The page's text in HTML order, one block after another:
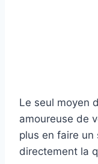
Le seul moyen
amoureuse de
plus en faire un
directement la